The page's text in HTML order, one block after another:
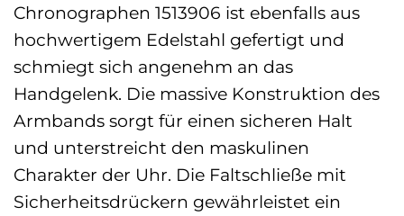
Chronographen 1513906 ist ebenfalls aus
hochwertigem Edelstahl gefertigt und
schmiegt sich angenehm an das
Handgelenk. Die massive Konstruktion des
Armbands sorgt für einen sicheren Halt
und unterstreicht den maskulinen
Charakter der Uhr. Die Faltschließe mit
Sicherheitsdrückern gewährleistet ein